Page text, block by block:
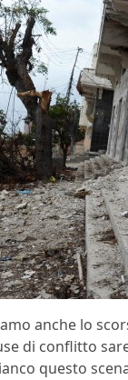
anche lo
di conflitto
questo